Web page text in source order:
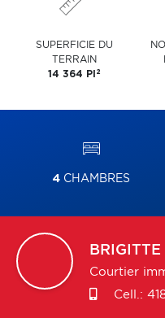
SUPERFICIE DU
TERRAIN
14 364 PI 2
4 CHAMBRES
BRIGITTE
Courtier
Cell.: